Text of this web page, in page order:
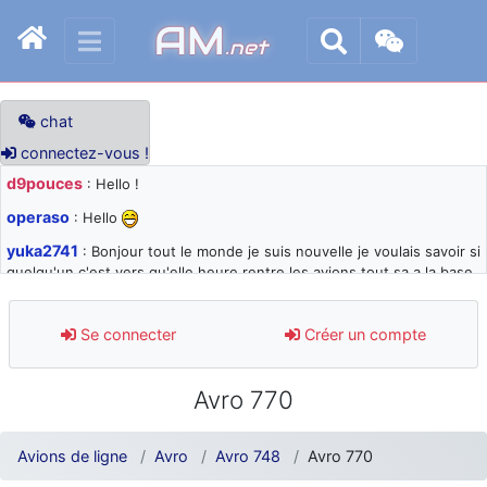
AM.net
chat
connectez-vous !
d9pouces : Hello !
operaso : Hello
yuka2741 : Bonjour tout le monde je suis nouvelle je voulais savoir si
quelqu'un c'est vers qu'elle heure rentre les avions tout sa a la base
d9pouces: désolé pour les quelques blocages du site ces derniers
jours : je teste des méthodes contre le spam et les bots trop nocifs
: Super, la nouvelle bannière
d9pouces
: je suis un avion@,._,+ > lesquels ? je ne suis pas sûr de
comprendre
Se connecter Créer un compte
Avro 770
Avions de ligne Avro Avro 748 Avro 770